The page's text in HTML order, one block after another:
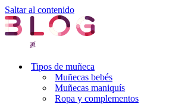
Saltar al contenido
Tipos de muñeca
Muñecas bebés
Muñecas maniquís
Ropa y complementos